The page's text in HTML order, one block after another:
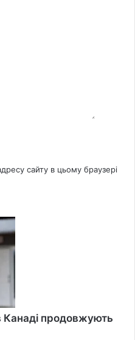
сайту в цьому браузері
Канаді продовжують